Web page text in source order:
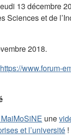
13 décembre
Sciences et de
2018.
https://www.forum-
une
et l’université !